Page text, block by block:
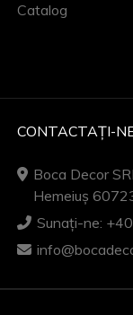
Catalog
CONTACTAȚI-
Boca Decor
Hemeiuș
Sunați-ne: